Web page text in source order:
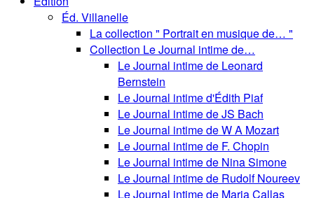
Éd. Villanelle
La collection " Portrait en musique de… "
Collection Le Journal intime de…
Le Journal intime de Leonard
Bernstein
Le Journal intime d'Édith Piaf
Le Journal intime de JS Bach
Le Journal intime de W A Mozart
Le Journal intime de F. Chopin
Le Journal intime de Nina Simone
Le Journal intime de Rudolf Noureev
Le Journal intime de Maria Callas